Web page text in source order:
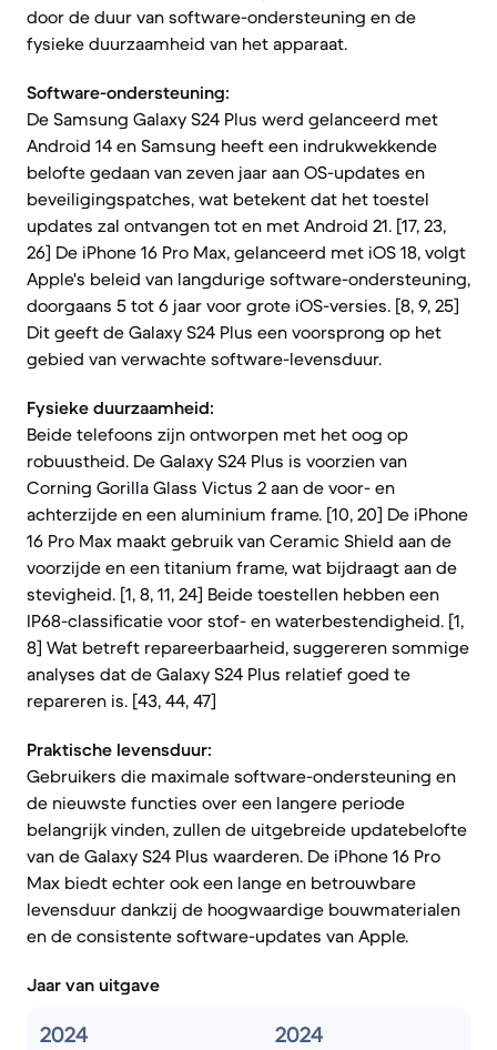
door de duur van software-ondersteuning en de
fysieke duurzaamheid van het apparaat.
Software-ondersteuning:
De Samsung Galaxy S24 Plus werd gelanceerd met
Android 14 en Samsung heeft een indrukwekkende
belofte gedaan van zeven jaar aan OS-updates en
beveiligingspatches, wat betekent dat het toestel
updates zal ontvangen tot en met Android 21. [17, 23,
26] De iPhone 16 Pro Max, gelanceerd met iOS 18, volgt
Apple's beleid van langdurige software-ondersteuning,
doorgaans 5 tot 6 jaar voor grote iOS-versies. [8, 9, 25]
Dit geeft de Galaxy S24 Plus een voorsprong op het
gebied van verwachte software-levensduur.
Fysieke duurzaamheid:
Beide telefoons zijn ontworpen met het oog op
robuustheid. De Galaxy S24 Plus is voorzien van
Corning Gorilla Glass Victus 2 aan de voor- en
achterzijde en een aluminium frame. [10, 20] De iPhone
16 Pro Max maakt gebruik van Ceramic Shield aan de
voorzijde en een titanium frame, wat bijdraagt aan de
stevigheid. [1, 8, 11, 24] Beide toestellen hebben een
IP68-classificatie voor stof- en waterbestendigheid. [1,
8] Wat betreft repareerbaarheid, suggereren sommige
analyses dat de Galaxy S24 Plus relatief goed te
repareren is. [43, 44, 47]
Praktische levensduur:
Gebruikers die maximale software-ondersteuning en
de nieuwste functies over een langere periode
belangrijk vinden, zullen de uitgebreide updatebelofte
van de Galaxy S24 Plus waarderen. De iPhone 16 Pro
Max biedt echter ook een lange en betrouwbare
levensduur dankzij de hoogwaardige bouwmaterialen
en de consistente software-updates van Apple.
Jaar van uitgave
2024 2024